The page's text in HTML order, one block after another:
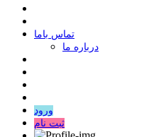
ﺗﻤﺎﺱ ﺑﺎﻣﺎ
درباره ما
ورود
ثبت نام